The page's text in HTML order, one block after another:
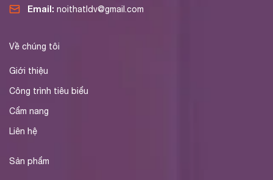
Email: noithatldv@gmail.com
Về chúng tôi
Giới thiệu
Công trình tiêu biểu
Cẩm nang
Liên hệ
Sản phẩm